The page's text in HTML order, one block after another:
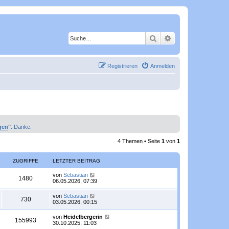
Suche
Anmelden
Registrieren
" . Danke.
4 Themen • Seite 1 von 1
ZUGRIFFE LETZTER BEITRAG
1480Z
u
r
L
e
t
e
r
B
e
von Sebastian
06.05.2026, 07:39
730Z
u
L
e
t
e
von Sebastian
03.05.2026, 00:15
155993Z
L
e
von Heidelbergerin
30.10.2025, 11:03